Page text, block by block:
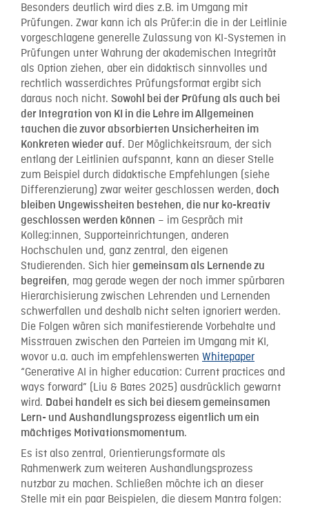
Besonders deutlich wird dies z.B. im Umgang mit
Prüfungen. Zwar kann ich als Prüfer:in die in der Leitlinie
vorgeschlagene generelle Zulassung von KI-Systemen in
Prüfungen unter Wahrung der akademischen Integrität
als Option ziehen, aber ein didaktisch sinnvolles und
rechtlich wasserdichtes Prüfungsformat ergibt sich
daraus noch nicht. Sowohl bei der Prüfung als auch bei
der Integration von KI in die Lehre im Allgemeinen
tauchen die zuvor absorbierten Unsicherheiten im
Konkreten wieder auf. Der Möglichkeitsraum, der sich
entlang der Leitlinien aufspannt, kann an dieser Stelle
zum Beispiel durch didaktische Empfehlungen (siehe
Differenzierung) zwar weiter geschlossen werden, doch
bleiben Ungewissheiten bestehen, die nur ko-kreativ
geschlossen werden können – im Gespräch mit
Kolleg:innen, Supporteinrichtungen, anderen
Hochschulen und, ganz zentral, den eigenen
Studierenden. Sich hier gemeinsam als Lernende zu
begreifen, mag gerade wegen der noch immer spürbaren
Hierarchisierung zwischen Lehrenden und Lernenden
schwerfallen und deshalb nicht selten ignoriert werden.
Die Folgen wären sich manifestierende Vorbehalte und
Misstrauen zwischen den Parteien im Umgang mit KI,
wovor u.a. auch im empfehlenswerten Whitepaper
“Generative AI in higher education: Current practices and
ways forward” (Liu & Bates 2025) ausdrücklich gewarnt
wird. Dabei handelt es sich bei diesem gemeinsamen
Lern- und Aushandlungsprozess eigentlich um ein
mächtiges Motivationsmomentum.
Es ist also zentral, Orientierungsformate als
Rahmenwerk zum weiteren Aushandlungsprozess
nutzbar zu machen. Schließen möchte ich an dieser
Stelle mit ein paar Beispielen, die diesem Mantra folgen: